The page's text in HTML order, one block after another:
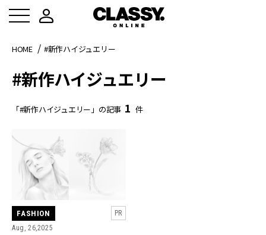
HOME #新作ハイジュエリー
#新作ハイジュエリー
「#新作ハイジュエリー」の記事 1 件
FASHION
PR
Aug, 26,2025